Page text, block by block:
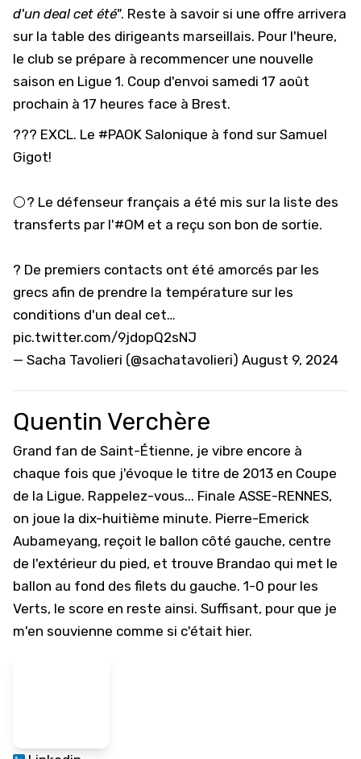
d'un deal cet été". Reste à savoir si une offre arrivera
sur la table des dirigeants marseillais. Pour l'heure,
le club se prépare à recommencer une nouvelle
saison en Ligue 1. Coup d'envoi samedi 17 août
prochain à 17 heures face à Brest.
??? EXCL. Le #PAOK Salonique à fond sur Samuel
Gigot!
⚪️? Le défenseur français a été mis sur la liste des
transferts par l'#OM et a reçu son bon de sortie.
?️ De premiers contacts ont été amorcés par les
grecs afin de prendre la température sur les
conditions d'un deal cet…
pic.twitter.com/9jdopQ2sNJ
— Sacha Tavolieri (@sachatavolieri) August 9, 2024
Quentin Verchère
Grand fan de Saint-Étienne, je vibre encore à
chaque fois que j'évoque le titre de 2013 en Coupe
de la Ligue. Rappelez-vous... Finale ASSE-RENNES,
on joue la dix-huitième minute. Pierre-Emerick
Aubameyang, reçoit le ballon côté gauche, centre
de l'extérieur du pied, et trouve Brandao qui met le
ballon au fond des filets du gauche. 1-0 pour les
Verts, le score en reste ainsi. Suffisant, pour que je
m'en souvienne comme si c'était hier.